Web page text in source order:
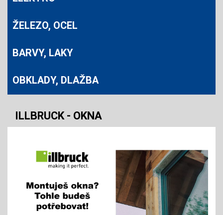
ŽELEZO, OCEL
BARVY, LAKY
OBKLADY, DLAŽBA
ILLBRUCK - OKNA